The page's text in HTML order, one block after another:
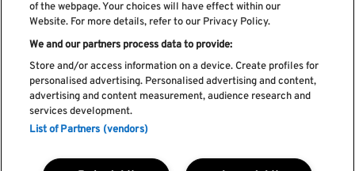
Li e aceito os Política de privacidade
Livro de Reclamações
Livro de Elogios
Política de cookies
of the webpage. Your choices will have effect within our
Website. For more details, refer to our Privacy Policy.
We and our partners process data to provide:
Store and/or access information on a device. Create profiles for
personalised advertising. Personalised advertising and content,
advertising and content measurement, audience research and
services development.
List of Partners (vendors)